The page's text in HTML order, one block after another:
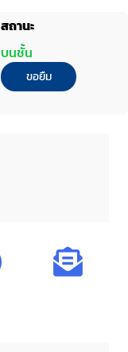
สถานะ
บนชั้น
ขอยืม